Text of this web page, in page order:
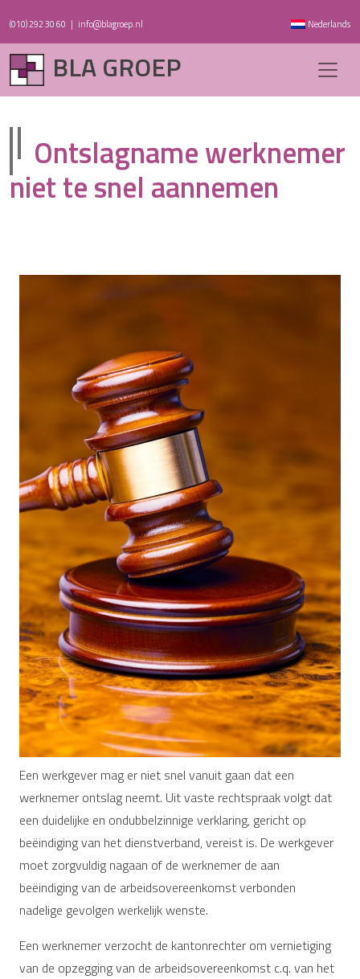
(010) 292 30 60 | info@blagroep.nl Nederlands
BLA GROEP
Ontslagname werknemer
niet te snel aannemen
Een werkgever mag er niet snel vanuit gaan dat een
werknemer ontslag neemt. Uit vaste rechtspraak volgt dat
een duidelijke en ondubbelzinnige verklaring, gericht op
beëindiging van het dienstverband, vereist is. De werkgever
moet zorgvuldig nagaan of de werknemer de aan
beëindiging van de arbeidsovereenkomst verbonden
nadelige gevolgen werkelijk wenste.
Een werknemer verzocht de kantonrechter om vernietiging
van de opzegging van de arbeidsovereenkomst c.q. van het